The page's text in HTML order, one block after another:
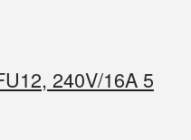
240V/16A 5